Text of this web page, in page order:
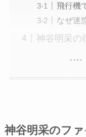
飛行機
なぜ迷
神谷明采の
神谷明采のフ